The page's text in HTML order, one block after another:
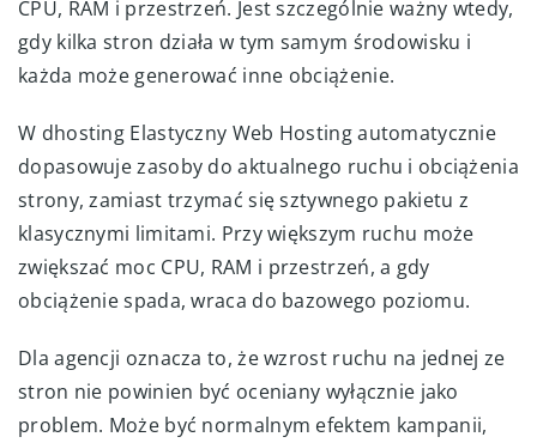
CPU, RAM i przestrzeń. Jest szczególnie ważny wtedy,
gdy kilka stron działa w tym samym środowisku i
każda może generować inne obciążenie.
W dhosting Elastyczny Web Hosting automatycznie
dopasowuje zasoby do aktualnego ruchu i obciążenia
strony, zamiast trzymać się sztywnego pakietu z
klasycznymi limitami. Przy większym ruchu może
zwiększać moc CPU, RAM i przestrzeń, a gdy
obciążenie spada, wraca do bazowego poziomu.
Dla agencji oznacza to, że wzrost ruchu na jednej ze
stron nie powinien być oceniany wyłącznie jako
problem. Może być normalnym efektem kampanii,